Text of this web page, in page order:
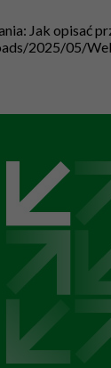
Jak opisać
2025/05/